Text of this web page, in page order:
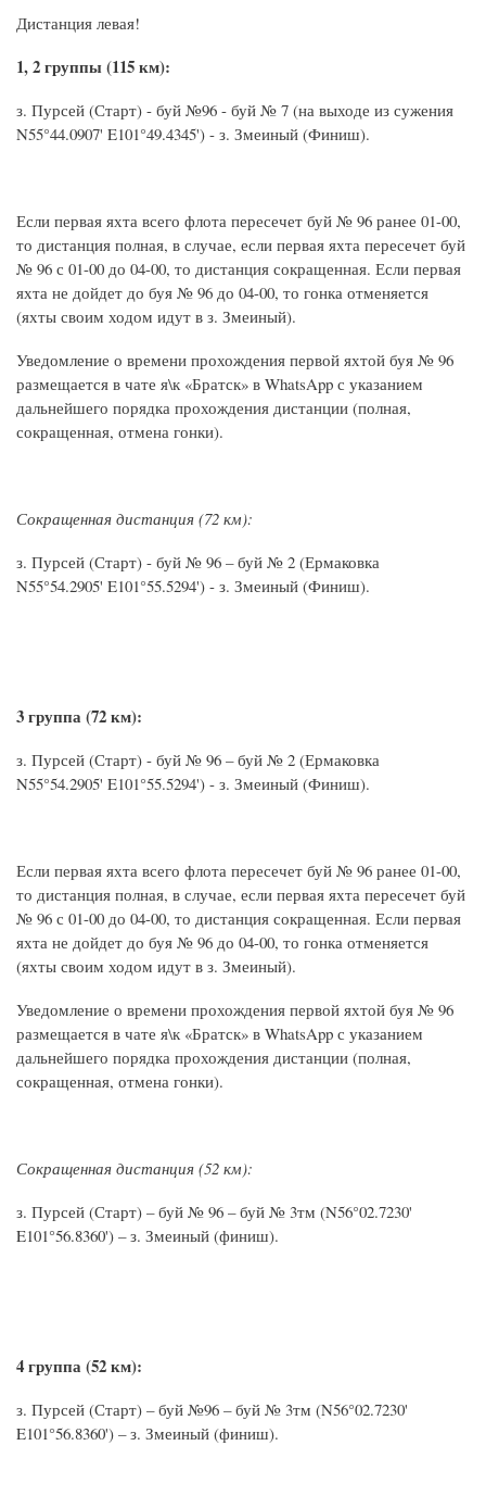
Дистанция левая!
1, 2 группы (115 км):
з. Пурсей (Старт) - буй №96 - буй № 7 (на выходе из сужения
N55°44.0907' E101°49.4345') - з. Змеиный (Финиш).
Если первая яхта всего флота пересечет буй № 96 ранее 01-00,
то дистанция полная, в случае, если первая яхта пересечет буй
№ 96 с 01-00 до 04-00, то дистанция сокращенная. Если первая
яхта не дойдет до буя № 96 до 04-00, то гонка отменяется
(яхты своим ходом идут в з. Змеиный).
Уведомление о времени прохождения первой яхтой буя № 96
размещается в чате я\к «Братск» в WhatsApp с указанием
дальнейшего порядка прохождения дистанции (полная,
сокращенная, отмена гонки).
Сокращенная дистанция (72 км):
з. Пурсей (Старт) - буй № 96 – буй № 2 (Ермаковка
N55°54.2905' E101°55.5294') - з. Змеиный (Финиш).
3 группа (72 км):
з. Пурсей (Старт) - буй № 96 – буй № 2 (Ермаковка
N55°54.2905' E101°55.5294') - з. Змеиный (Финиш).
Если первая яхта всего флота пересечет буй № 96 ранее 01-00,
то дистанция полная, в случае, если первая яхта пересечет буй
№ 96 с 01-00 до 04-00, то дистанция сокращенная. Если первая
яхта не дойдет до буя № 96 до 04-00, то гонка отменяется
(яхты своим ходом идут в з. Змеиный).
Уведомление о времени прохождения первой яхтой буя № 96
размещается в чате я\к «Братск» в WhatsApp с указанием
дальнейшего порядка прохождения дистанции (полная,
сокращенная, отмена гонки).
Сокращенная дистанция (52 км):
з. Пурсей (Старт) – буй № 96 – буй № 3тм (N56°02.7230'
E101°56.8360') – з. Змеиный (финиш).
4 группа (52 км):
з. Пурсей (Старт) – буй №96 – буй № 3тм (N56°02.7230'
E101°56.8360') – з. Змеиный (финиш).